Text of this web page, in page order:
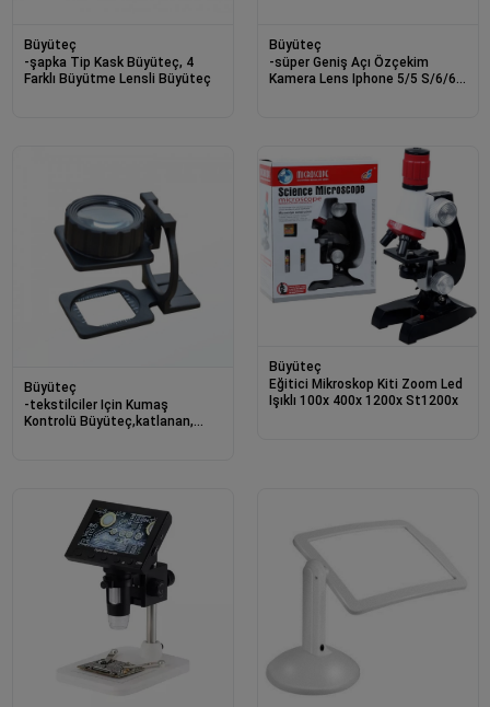
Büyüteç
-şapka Tip Kask Büyüteç, 4
Farklı Büyütme Lensli Büyüteç
Büyüteç
-süper Geniş Açı Özçekim
Kamera Lens Iphone 5/5 S/6/6
Büyüteç
-tekstilciler Için Kumaş
Kontrolü Büyüteç,katlanan,
Büyüteç
Eğitici Mikroskop Kiti Zoom Led
Işıklı 100x 400x 1200x St1200x